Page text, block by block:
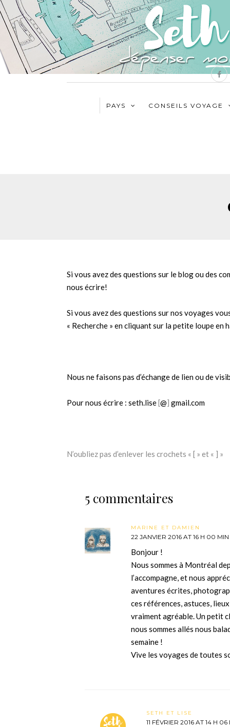
PAYS CONSEILS VOYAGE
Si vous avez des questions sur le blog ou des
nous écrire!
Si vous avez des questions sur nos voyages
« Recherche » en cliquant sur la petite loupe en
Nous ne faisons pas d’échange de lien ou de
Pour nous écrire : seth.lise[@] gmail.com
N’oubliez pas d’enlever les crochets « [ » et « ] »
5 commentaires
MARINE ET DAMIEN
22 JANVIER 2016 AT 16 H 00 MIN
Bonjour !
Nous sommes à Montréal
l’accompagne, et nous
aventures écrites,
ces références, astuces,
vraiment agréable. Un petit
nous sommes allés nous
semaine !
Vive les voyages de toutes
SETH ET LISE
11 FÉVRIER 2016 AT 14 H 06